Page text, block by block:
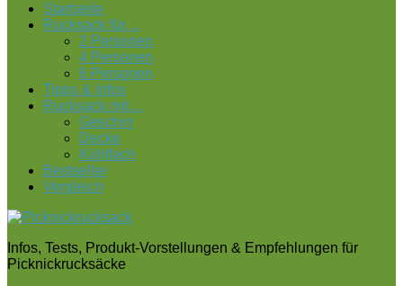
Startseite
Rucksack für…
2 Personen
4 Personen
6 Personen
Tipps & Infos
Rucksack mit…
Geschirr
Decke
Kühlfach
Bestseller
Vergleich
Infos, Tests, Produkt-Vorstellungen & Empfehlungen für
Picknickrucksäcke